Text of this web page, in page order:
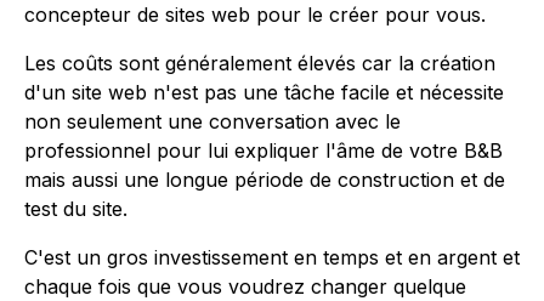
concepteur de sites web pour le créer pour vous.
Les coûts sont généralement élevés car la création
d'un site web n'est pas une tâche facile et nécessite
non seulement une conversation avec le
professionnel pour lui expliquer l'âme de votre B&B
mais aussi une longue période de construction et de
test du site.
C'est un gros investissement en temps et en argent et
chaque fois que vous voudrez changer quelque